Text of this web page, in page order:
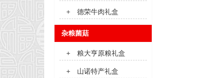
+ 德荣牛肉礼盒
杂粮菌菇
+ 粮大亨原粮礼盒
+ 山诺特产礼盒